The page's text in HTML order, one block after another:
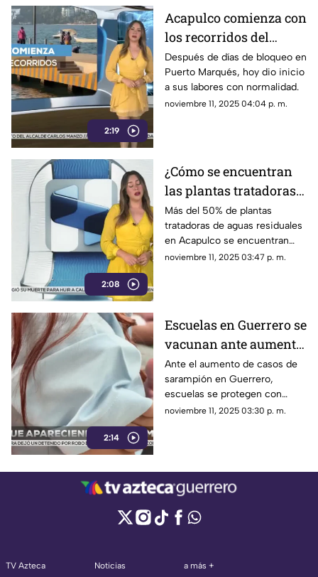
2:19
Acapulco comienza con
los recorridos del
Marinabús: ¿cuál es la
ruta?
Después de días de bloqueo en
Puerto Marqués, hoy dio inicio
a sus labores con normalidad.
noviembre 11, 2025 04:04 p. m.
2:08
¿Cómo se encuentran
las plantas tratadoras
de aguas residuales en
Acapulco? Esta es su
crítica situación
Más del 50% de plantas
tratadoras de aguas residuales
en Acapulco se encuentran
fuera de servicio.
noviembre 11, 2025 03:47 p. m.
2:14
Escuelas en Guerrero se
vacunan ante aumento
de casos de sarampión
Ante el aumento de casos de
sarampión en Guerrero,
escuelas se protegen con
jornadas de vacunación.
noviembre 11, 2025 03:30 p. m.
TV Azteca Noticias a más +